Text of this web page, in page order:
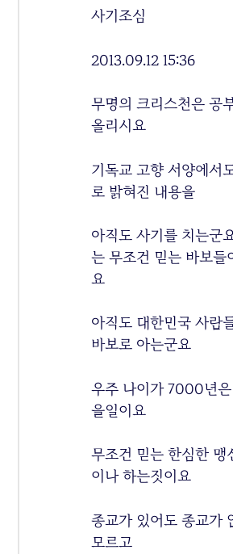
사기조심
2013.09.12 15:36
무명의 크리스천은 공
올리시요
기독교 고향 서양에서
로 밝혀진 내용을
아직도 사기를 치는군
는 무조건 믿는 바보들
요
아직도 대한민국 사람
바보로 아는군요
우주 나이가 7000년
을일이요
무조건 믿는 한심한 맹
이나 하는짓이요
종교가 있어도 종교가
모르고